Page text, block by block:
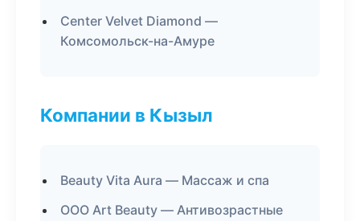
Center Velvet Diamond —
Комсомольск-на-Амуре
Компании в Кызыл
Beauty Vita Aura — Массаж и спа
ООО Art Beauty — Антивозрастные